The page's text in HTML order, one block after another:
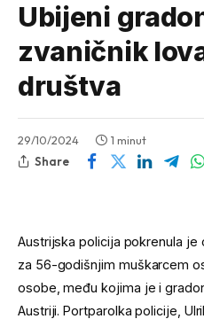
Ubijeni
zvaničnik
društva
29/10/2024
1 minut
Share
Austrijska policija pokrenula
za 56-godišnjim muškarcem
osobe, među kojima je i
Austriji. Portparolka policije,